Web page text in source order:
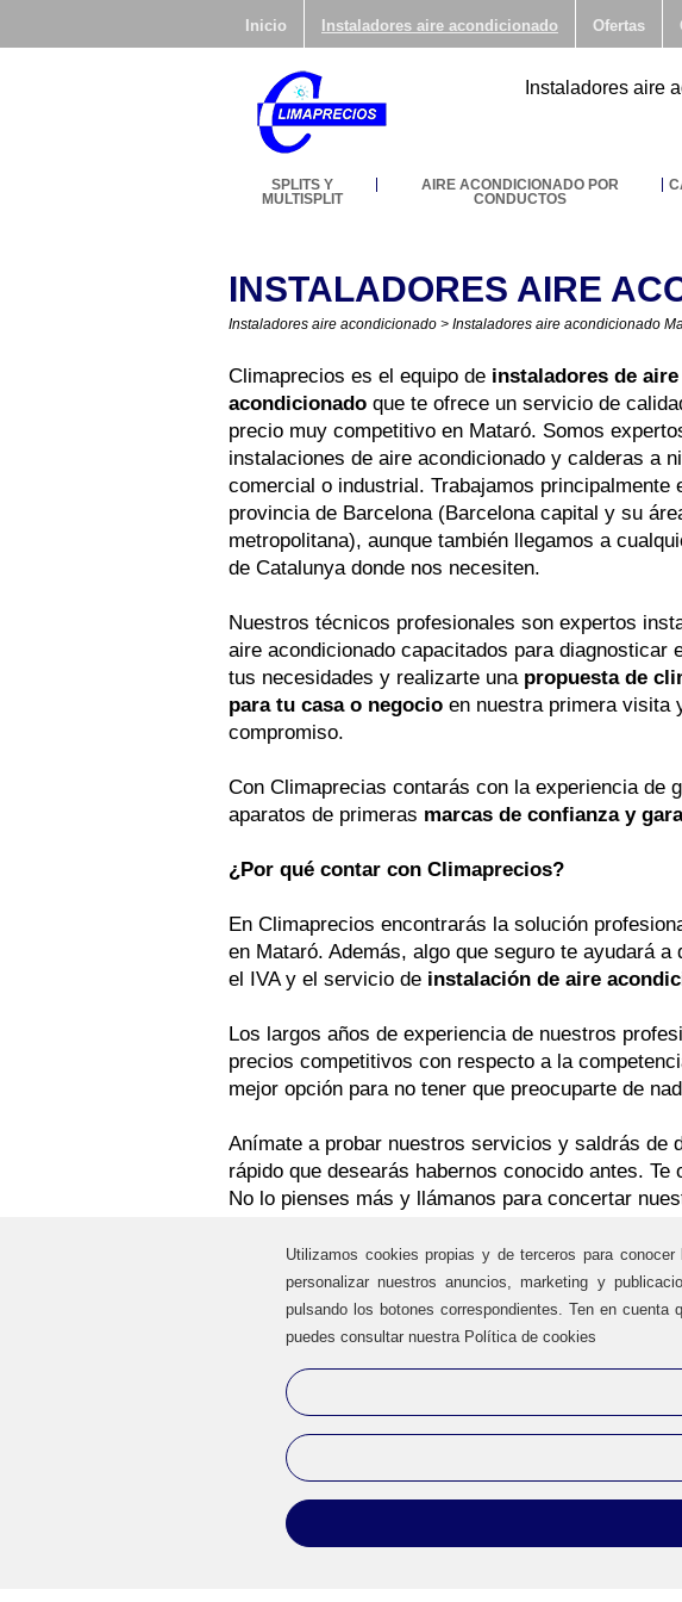
Inicio Instaladores aire acondicionado Ofertas
Instaladores aire
SPLITS Y
MULTISPLIT
AIRE ACONDICIONADO POR
CONDUCTOS
INSTALADORES AIRE
Instaladores aire acondicionado > Instaladores aire acondicionado
Climaprecios es el equipo de instaladores de aire
acondicionado que te ofrece un servicio de
precio muy competitivo en Mataró. Somos
instalaciones de aire acondicionado y calderas a
comercial o industrial. Trabajamos principalmente
provincia de Barcelona (Barcelona capital y su
metropolitana), aunque también llegamos a
de Catalunya donde nos necesiten.
Nuestros técnicos profesionales son expertos
aire acondicionado capacitados para diagnosticar
tus necesidades y realizarte una propuesta de
para tu casa o negocio en nuestra primera visita
compromiso.
Con Climaprecias contarás con la experiencia de
aparatos de primeras marcas de confianza y
¿Por qué contar con Climaprecios?
En Climaprecios encontrarás la solución
en Mataró. Además, algo que seguro te ayudará
el IVA y el servicio de instalación de aire
Los largos años de experiencia de nuestros
precios competitivos con respecto a la
mejor opción para no tener que preocuparte de
Anímate a probar nuestros servicios y saldrás de
rápido que desearás habernos conocido antes.
No lo pienses más y llámanos para concertar
Instaladores de aire acondicionado al mejor
precio en Barcelona y alrededores.
Utilizamos cookies propias y de terceros para
personalizar nuestros anuncios, marketing y
pulsando los botones correspondientes. Ten en
puedes consultar nuestra Política de cookies